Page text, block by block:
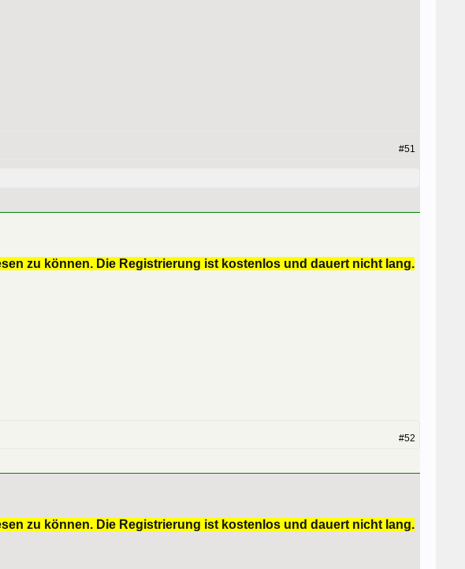
#51
zu können. Die Registrierung ist kostenlos und dauert nicht lang.
#52
zu können. Die Registrierung ist kostenlos und dauert nicht lang.